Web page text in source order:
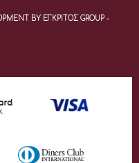
BY ΕΓΚΡΙΤΟΣ GROUP -